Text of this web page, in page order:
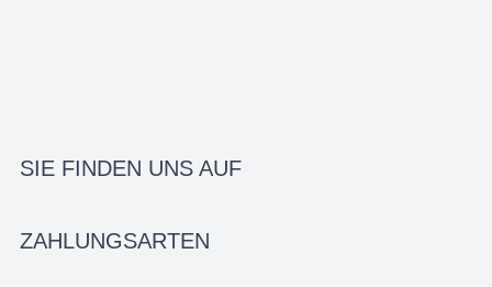
SIE FINDEN UNS AUF
ZAHLUNGSARTEN